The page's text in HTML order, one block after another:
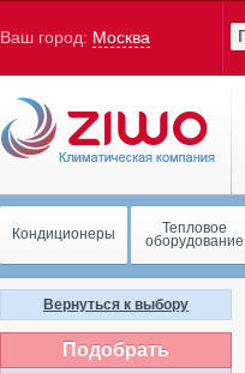
Ваш город: Москва
Кондиционеры Тепловое
оборудование
Вернуться к выбору
Подобрать